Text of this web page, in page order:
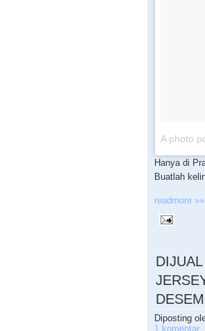
A photo
Hanya di
Buatlah
readmore »»
Diposting
1 komentar